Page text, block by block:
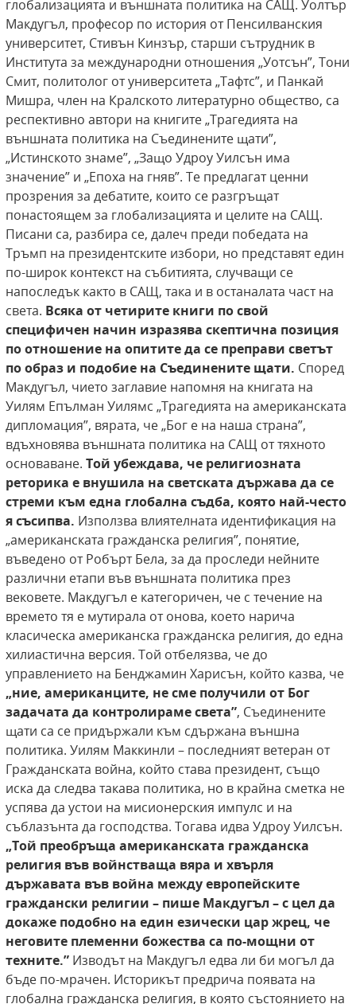
глобализацията и външната политика на САЩ. Уолтър
Макдугъл, професор по история от Пенсилванския
университет, Стивън Кинзър, старши сътрудник в
Института за международни отношения „Уотсън”, Тони
Смит, политолог от университета „Тафтс”, и Панкай
Мишра, член на Кралското литературно общество, са
респективно автори на книгите „Трагедията на
външната политика на Съединените щати”,
„Истинското знаме”, „Защо Удроу Уилсън има
значение” и „Епоха на гняв”. Те предлагат ценни
прозрения за дебатите, които се разгръщат
понастоящем за глобализацията и целите на САЩ.
Писани са, разбира се, далеч преди победата на
Тръмп на президентските избори, но представят един
по-широк контекст на събитията, случващи се
напоследък както в САЩ, така и в останалата част на
света. Всяка от четирите книги по свой
специфичен начин изразява скептична позиция
по отношение на опититеда се преправи светът
по образ и подобие на Съединените щати. Според
Макдугъл, чието заглавие напомня на книгата на
Уилям Епълман Уилямс „Трагедията на американската
дипломация”, вярата, че „Бог е на наша страна”,
вдъхновява външната политика на САЩ от тяхното
основаване. Той убеждава, че религиозната
реторика е внушила на светската държава да се
стреми към една глобална съдба, която най-често
я съсипва. Използва влиятелната идентификация на
„американската гражданска религия”, понятие,
въведено от Робърт Бела, за да проследи нейните
различни етапи във външната политика през
вековете. Макдугъл е категоричен, че с течение на
времето тя е мутирала от онова, което нарича
класическа американска гражданска религия, до една
хилиастична версия. Той отбелязва, че до
управлението на Бенджамин Харисън, който казва, че
„ние, американците, не сме получили от Бог
задачата да контролираме света”, Съединените
щати са се придържали към сдържана външна
политика. Уилям Маккинли – последният ветеран от
Гражданската война, който става президент, също
иска да следва такава политика, но в крайна сметка не
успява да устои на мисионерския импулс и на
съблазънта да господства. Тогава идва Удроу Уилсън.
„Той преобръща американската гражданска
религия във войнстваща вяра и хвърля
държавата във война между европейските
граждански религии – пише Макдугъл – с цел да
докаже подобно на един езически цар жрец, че
неговите племенни божества са по-мощни от
техните.” Изводът на Макдугъл едва ли би могъл да
бъде по-мрачен. Историкът предрича появата на
глобална гражданска религия, в която състоянието на